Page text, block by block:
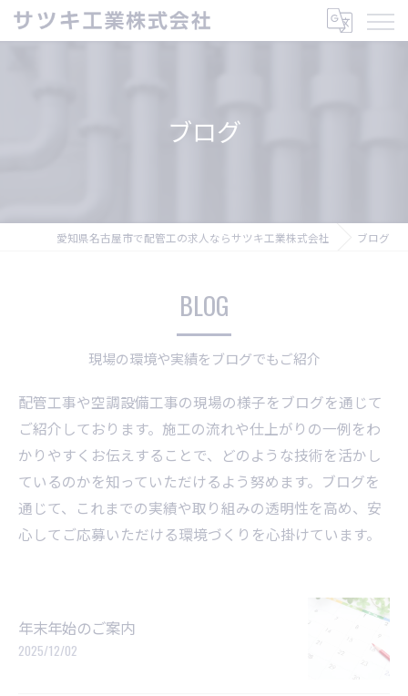
ブログ
愛知県名古屋市で配管工の求人ならサツキ工業株式会社 ブログ
BLOG
現場の環境や実績をブログでもご紹介
配管工事や空調設備工事の現場の様子をブログを通じて
ご紹介しております。施工の流れや仕上がりの一例をわ
かりやすくお伝えすることで、どのような技術を活かし
ているのかを知っていただけるよう努めます。ブログを
通じて、これまでの実績や取り組みの透明性を高め、安
心してご応募いただける環境づくりを心掛けています。
年末年始のご案内
2025/12/02